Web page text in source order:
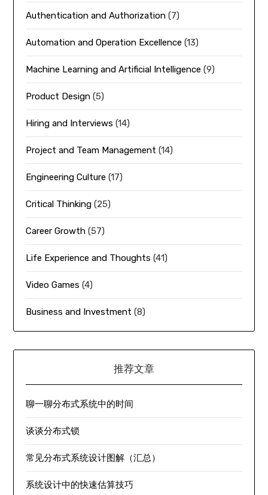
Authentication and Authorization (7)
Automation and Operation Excellence (13)
Machine Learning and Artificial Intelligence (9)
Product Design (5)
Hiring and Interviews (14)
Project and Team Management (14)
Engineering Culture (17)
Critical Thinking (25)
Career Growth (57)
Life Experience and Thoughts (41)
Video Games (4)
Business and Investment (8)
推荐文章
聊一聊分布式系统中的时间
谈谈分布式锁
常见分布式系统设计图解（汇总）
系统设计中的快速估算技巧